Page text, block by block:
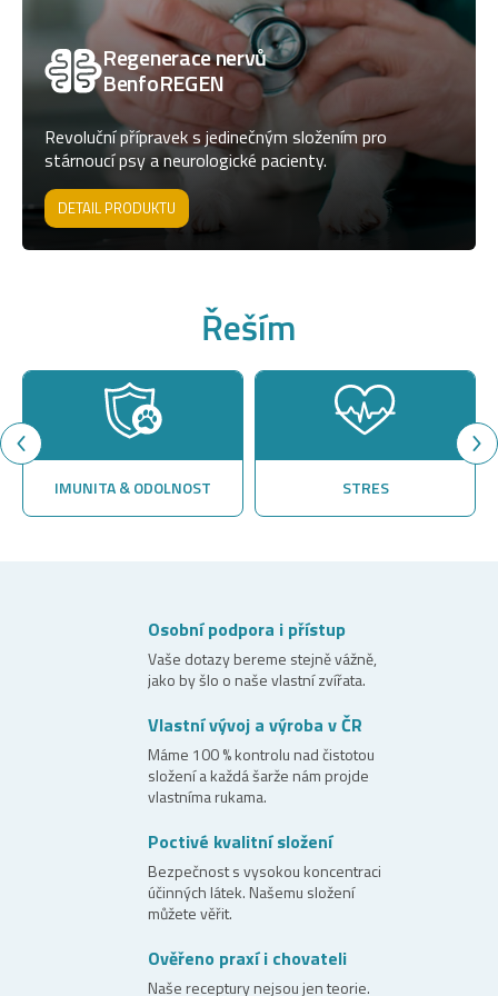
Regenerace nervů
BenfoREGEN
Revoluční přípravek s jedinečným složením pro
stárnoucí psy a neurologické pacienty.
DETAIL PRODUKTU
Osobní podpora i přístup
Vaše dotazy bereme stejně vážně,
jako by šlo o naše vlastní zvířata.
Vlastní vývoj a výroba v ČR
Máme 100 % kontrolu nad čistotou
složení a každá šarže nám projde
vlastníma rukama.
Poctivé kvalitní složení
Bezpečnost s vysokou koncentraci
účinných látek. Našemu složení
můžete věřit.
Ověřeno praxí i chovateli
Naše receptury nejsou jen teorie.
Řeším
IMUNITA & ODOLNOST STRES